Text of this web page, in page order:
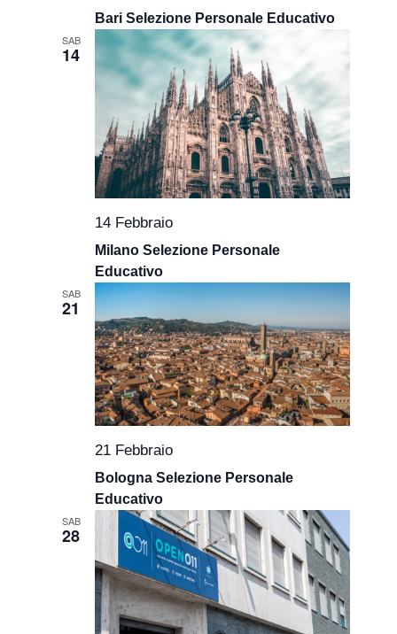
Bari Selezione Personale Educativo
SAB
14
14 Febbraio
Milano Selezione Personale
Educativo
SAB
21
21 Febbraio
Bologna Selezione Personale
Educativo
SAB
28